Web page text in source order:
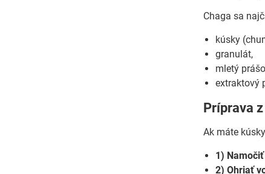
Chaga sa
kúsky
granulát,
mletý
extraktový
Príprava
Ak máte
1)
2) Ohriať